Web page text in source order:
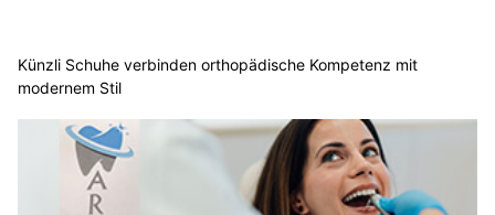
Künzli Schuhe verbinden orthopädische Kompetenz mit
modernem Stil